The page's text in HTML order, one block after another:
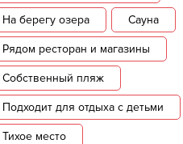
На берегу озера Сауна
Рядом ресторан и магазины
Собственный пляж
Подходит для отдыха с детьми
Тихое место